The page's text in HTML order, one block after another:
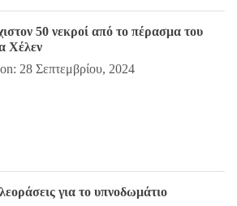
50 νεκροί από το πέρασμα του
Χέλεν
28 Σεπτεμβρίου, 2024
για το υπνοδωμάτιο